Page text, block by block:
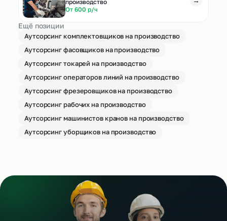
производство
От 600 р/ч
Ещё позиции
Аутсорсинг комплектовщиков на производство
Аутсорсинг фасовщиков на производство
Аутсорсинг токарей на производство
Аутсорсинг операторов линий на производство
Аутсорсинг фрезеровщиков на производство
Аутсорсинг рабочих на производство
Аутсорсинг машинистов кранов на производство
Аутсорсинг уборщиков на производство